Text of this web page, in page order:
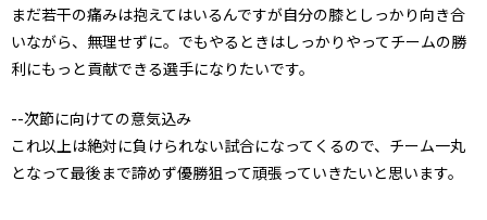
まだ若干の痛みは抱えてはいるんですが自分の膝としっかり向き合
いながら、無理せずに。でもやるときはしっかりやってチームの勝
利にもっと貢献できる選手になりたいです。
--次節に向けての意気込み
これ以上は絶対に負けられない試合になってくるので、チーム一丸
となって最後まで諦めず優勝狙って頑張っていきたいと思います。